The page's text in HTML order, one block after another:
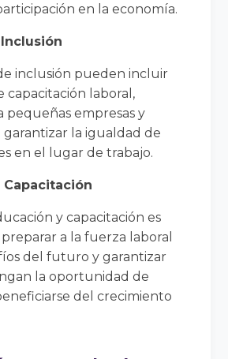
en la economía.
inclusión pueden incluir
capacitación laboral,
pequeñas empresas y
garantizar la igualdad de
en el lugar de trabajo.
y capacitación es
a la fuerza laboral
del futuro y garantizar
la oportunidad de
del crecimiento